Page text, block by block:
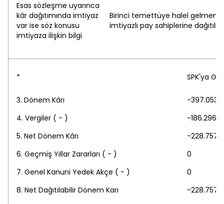
Esas sözleşme uyarınca
kâr dağıtımında imtiyaz
var ise söz konusu
imtiyaza ilişkin bilgi
Birinci temettüye halel
imtiyazlı pay sahiplerine dağıtılır.
* SPK'ya
3. Dönem Kârı
-
4. Vergiler ( - )
-
5. Net Dönem Kârı
-
6. Geçmiş Yıllar Zararları ( - )
0
7. Genel Kanuni Yedek Akçe ( - )
0
8. Net Dağıtılabilir Dönem Karı
-